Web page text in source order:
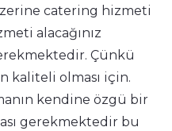
catering hizmeti
alacağınız
Çünkü
kaliteli olması için.
kendine özgü bir
gerekmektedir bu